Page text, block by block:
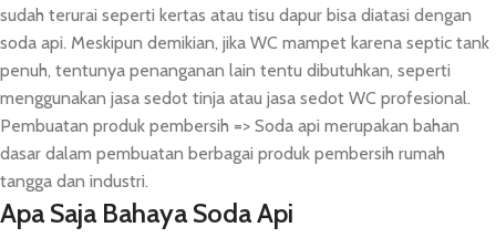
sudah terurai seperti kertas atau tisu dapur bisa diatasi dengan
soda api. Meskipun demikian, jika WC mampet karena septic tank
penuh, tentunya penanganan lain tentu dibutuhkan, seperti
menggunakan jasa sedot tinja atau jasa sedot WC profesional.
Pembuatan produk pembersih => Soda api merupakan bahan
dasar dalam pembuatan berbagai produk pembersih rumah
tangga dan industri.
Apa Saja Bahaya Soda Api